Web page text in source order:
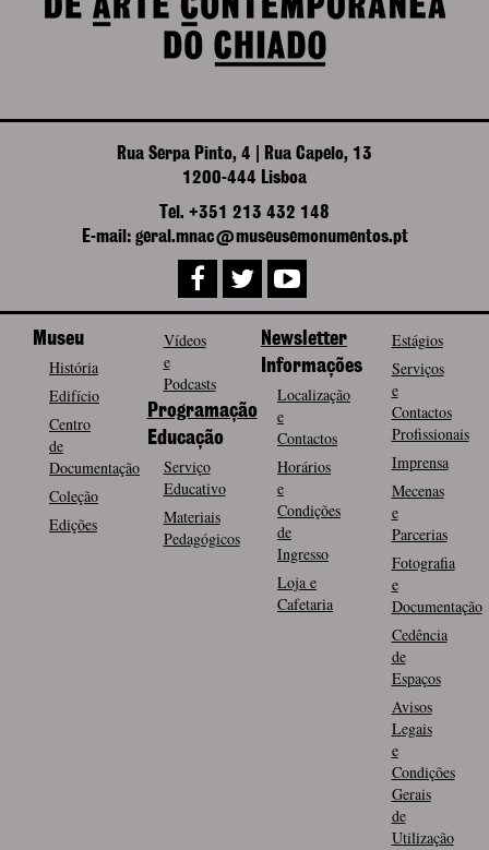
Rua Serpa Pinto, 4 | Rua Capelo, 13
1200-444 Lisboa
Tel. +351 213 432 148
E-mail: geral.mnac@museusemonumentos.pt
Museu
História
Edifício
Centro
de
Documentação
Coleção
Edições
Vídeos
e
Podcasts
Programação
Educação
Serviço
Educativo
Materiais
Pedagógicos
Newsletter
Informações
Localização
e
Contactos
Horários
e
Condições
de
Ingresso
Loja e
Cafetaria
Estágios
Serviços
e
Contactos
Profissionais
Imprensa
Mecenas
e
Parcerias
Fotografia
e
Documentação
Cedência
de
Espaços
Avisos
Legais
e
Condições
Gerais
de
Utilização